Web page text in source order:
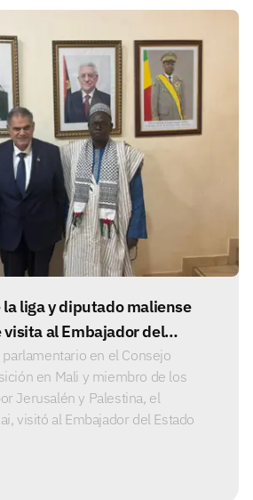
liga y diputado maliense
visita al Embajador del
en Bamako.en el Consejo
en Mali y miembro de los
Jerusalén y Palestina, el
visitó al Embajador del Estado